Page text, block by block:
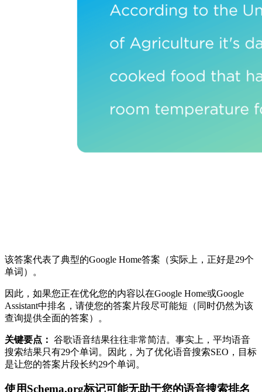
该答案代表了典型的Google Home答案（实际上，正好是29个
单词）。
因此，如果您正在优化您的内容以在Google Home或Google
Assistant中排名，请使您的答案片段尽可能短（同时仍然为该
查询提供全面的答案）。
关键要点： 谷歌语音结果往往非常简洁。事实上，平均语音
搜索结果只有29个单词。因此，为了优化语音搜索SEO，目标
是让您的答案片段长约29个单词。
使用Schema.org标记可能无助于您的语音搜索排名